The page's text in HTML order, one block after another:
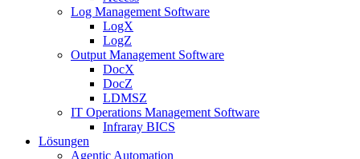
Log Management Software
LogX
LogZ
Output Management Software
DocX
DocZ
LDMSZ
IT Operations Management Software
Infraray BICS
Lösungen
Agentic Automation